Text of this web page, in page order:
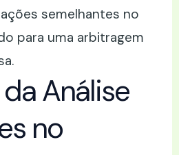
semelhantes no
para uma arbitragem
Análise
no